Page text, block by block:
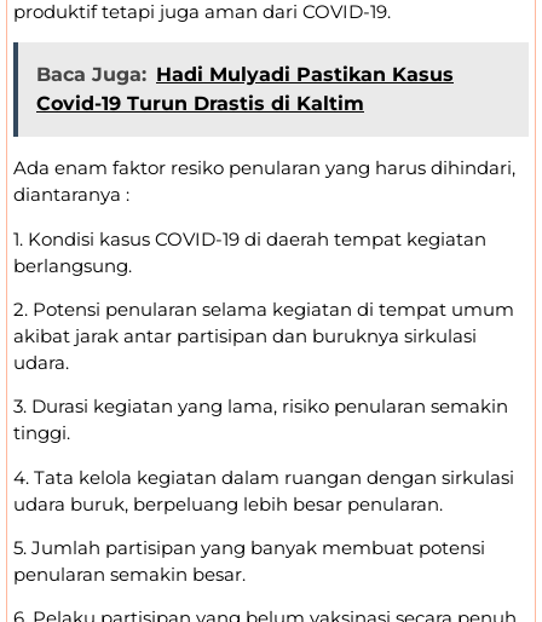
produktif tetapi juga aman dari COVID-19.
Baca Juga: Hadi Mulyadi Pastikan Kasus
Covid-19 Turun Drastis di Kaltim
Ada enam faktor resiko penularan yang harus dihindari,
diantaranya :
1. Kondisi kasus COVID-19 di daerah tempat kegiatan
berlangsung.
2. Potensi penularan selama kegiatan di tempat umum
akibat jarak antar partisipan dan buruknya sirkulasi
udara.
3. Durasi kegiatan yang lama, risiko penularan semakin
tinggi.
4. Tata kelola kegiatan dalam ruangan dengan sirkulasi
udara buruk, berpeluang lebih besar penularan.
5. Jumlah partisipan yang banyak membuat potensi
penularan semakin besar.